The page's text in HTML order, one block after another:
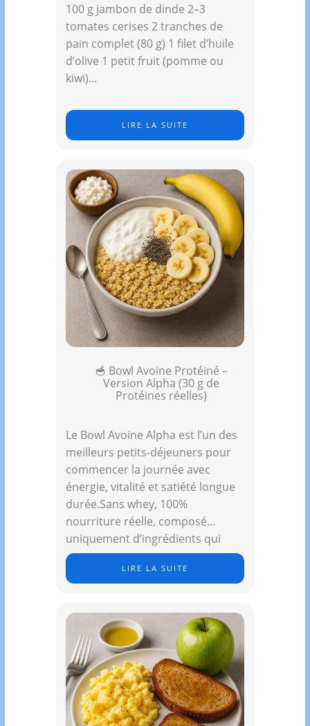
100 g jambon de dinde 2–3
tomates cerises 2 tranches de
pain complet (80 g) 1 filet d’huile
d’olive 1 petit fruit (pomme ou
kiwi)…
LIRE LA SUITE
🥣 Bowl Avoine Protéiné –
Version Alpha (30 g de
Protéines réelles)
Le Bowl Avoine Alpha est l’un des
meilleurs petits-déjeuners pour
commencer la journée avec
énergie, vitalité et satiété longue
durée.Sans whey, 100%
nourriture réelle, composé
uniquement d’ingrédients qui
soutiennent la…
LIRE LA SUITE